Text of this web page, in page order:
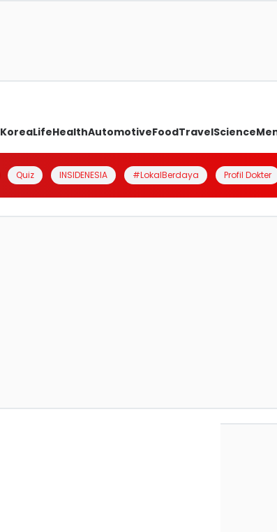
KoreaLifeHealthAutomotiveFoodTravelScience
Quiz INSIDENESIA #LokalBerdaya Profil Dokter